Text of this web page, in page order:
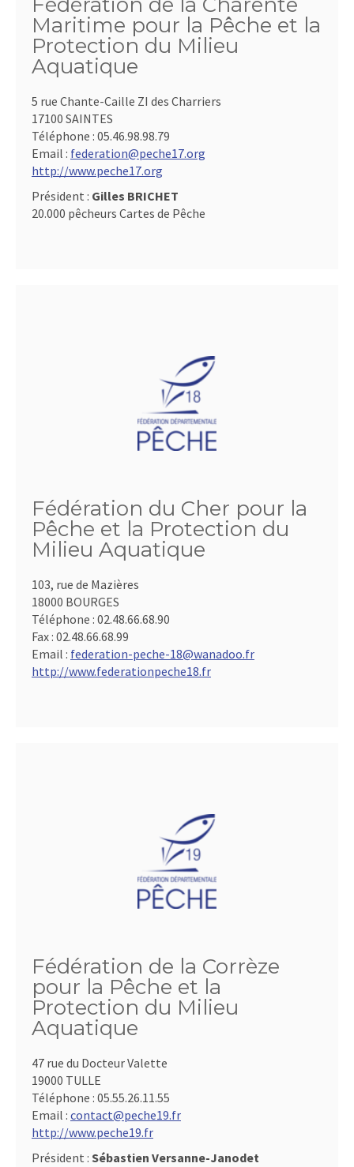
Maritime pour la Pêche et la
Protection du Milieu
Aquatique
5 rue Chante-Caille ZI des Charriers
17100 SAINTES
Téléphone : 05.46.98.98.79
Email : federation@peche17.org
http://www.peche17.org
Président : Gilles BRICHET
20.000 pêcheurs Cartes de Pêche
Fédération du Cher pour la
Pêche et la Protection du
Milieu Aquatique
103, rue de Mazières
18000 BOURGES
Téléphone : 02.48.66.68.90
Fax : 02.48.66.68.99
Email : federation-peche-18@wanadoo.fr
http://www.federationpeche18.fr
Fédération de la Corrèze
pour la Pêche et la
Protection du Milieu
Aquatique
47 rue du Docteur Valette
19000 TULLE
Téléphone : 05.55.26.11.55
Email : contact@peche19.fr
http://www.peche19.fr
Président : Sébastien Versanne-Janodet